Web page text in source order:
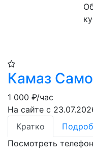
Камаз
1 000 ₽/час
На сайте с
Кратко
Посмотреть телефон